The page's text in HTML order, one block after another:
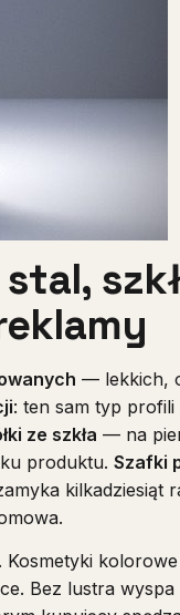
— lekkich,
: ten sam typ profili
ze szkła — na
produktu. Szafki
kilkadziesiąt
. Kosmetyki
Bez lustra